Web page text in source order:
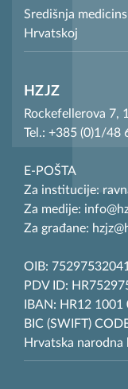
Središnja
Hrvatskoj
HZJZ
Rockefellerova 7,
Tel.: +385 (0)1/48
E-POŠTA
Za institucije:
Za medije:
Za građane:
OIB:
PDV ID:
IBAN: HR12
BIC (SWIFT)
Hrvatska narodna